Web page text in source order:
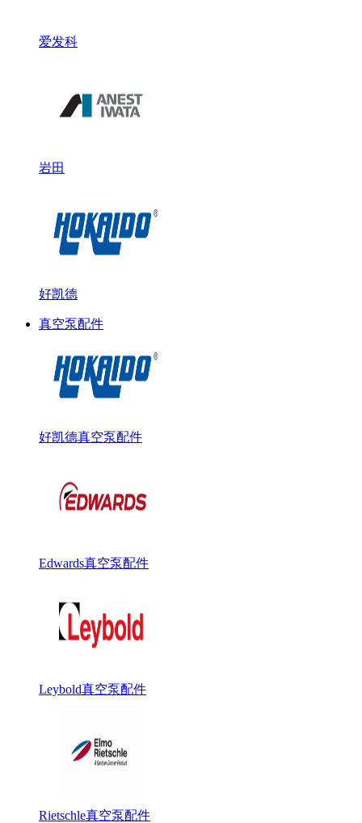
爱发科
岩田
好凯德
真空泵配件
好凯德真空泵配件
Edwards真空泵配件
Leybold真空泵配件
Rietschle真空泵配件